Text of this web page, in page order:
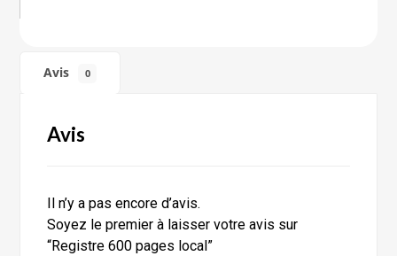
Avis 0
Avis
Il n’y a pas encore d’avis.
Soyez le premier à laisser votre avis sur
“Registre 600 pages local”